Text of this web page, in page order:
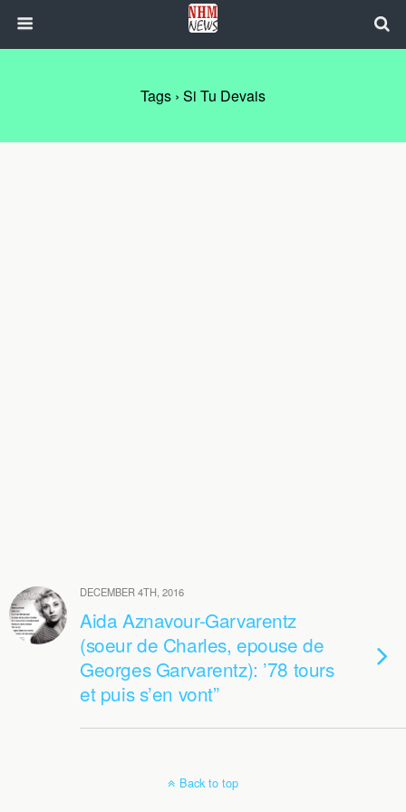
Tags › Si Tu Devais
DECEMBER 4TH, 2016
Aida Aznavour-Garvarentz
(soeur de Charles, epouse de
Georges Garvarentz): ’78 tours
et puis s’en vont”
Back to top